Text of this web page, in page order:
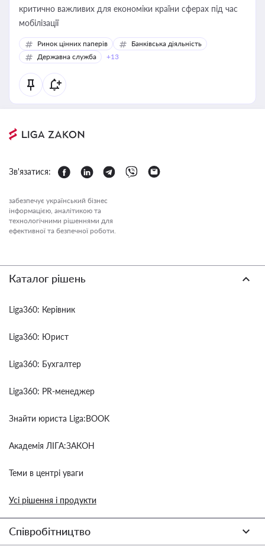
критично важливих для економіки країни сферах під час
мобілізації
Ринок цінних паперів
Банківська діяльність
Державна служба
+13
Зв'язатися:
забезпечує український бізнес
інформацією, аналітикою та
технологічними рішеннями для
ефективної та безпечної роботи.
Каталог рішень
Liga360: Керівник
Liga360: Юрист
Liga360: Бухгалтер
Liga360: PR-менеджер
Знайти юриста Liga:BOOK
Академія ЛІГА:ЗАКОН
Теми в центрі уваги
Усі рішення і продукти
Співробітництво